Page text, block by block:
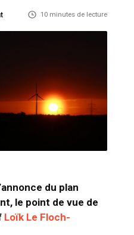
10 minutes de lecture
du plan
le point de vue de
Loïk Le Floch-